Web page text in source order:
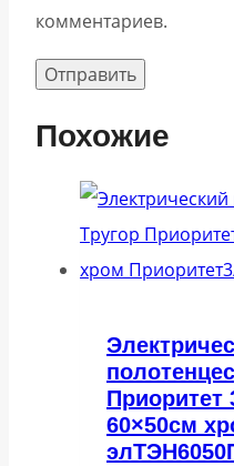
комментариев.
Похожие
Приоритет
60×50см